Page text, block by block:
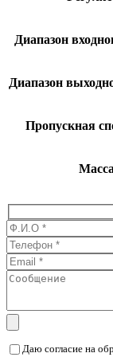
Диапазон
Диапазон
Пропускная
Масса
Даю согласие на